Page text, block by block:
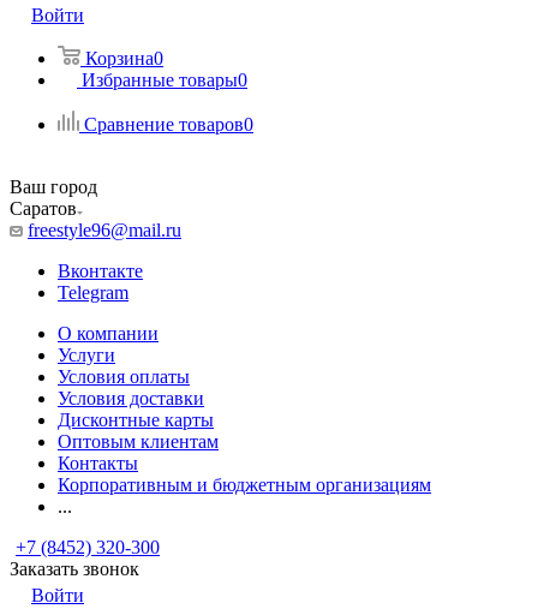
Войти
Корзина0
Избранные товары0
Сравнение товаров0
Ваш город
Саратов
freestyle96@mail.ru
Вконтакте
Telegram
О компании
Услуги
Условия оплаты
Условия доставки
Дисконтные карты
Оптовым клиентам
Контакты
Корпоративным и бюджетным организациям
...
+7 (8452) 320-300
Заказать звонок
Войти